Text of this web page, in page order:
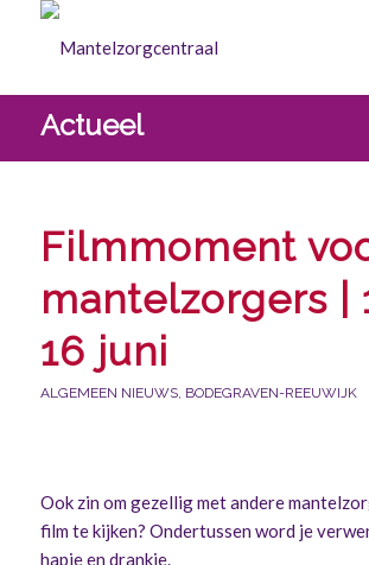
Actueel
Filmmoment
mantelzorgers |
16 juni
ALGEMEEN NIEUWS, BODEGRAVEN-REEUWIJK
Ook zin om gezellig met andere
film te kijken? Ondertussen word je
hapje en drankje.